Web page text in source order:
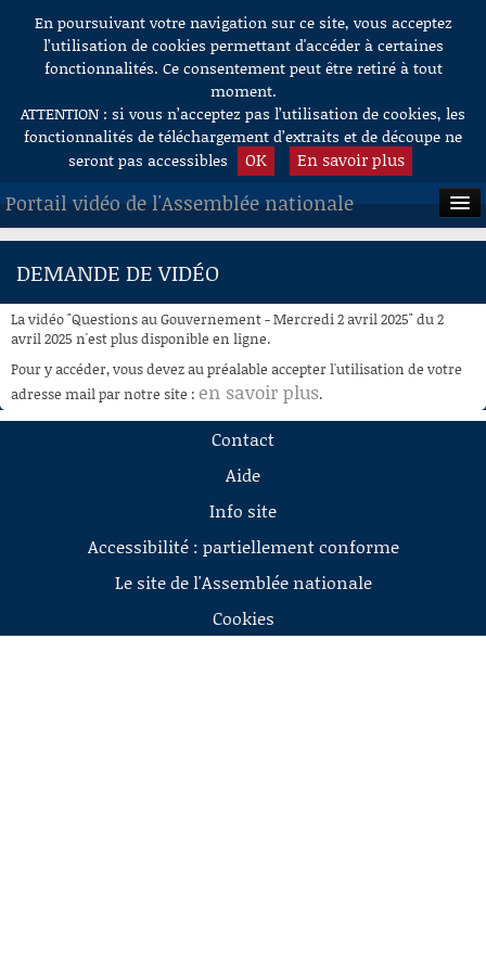
Aller au contenu
En poursuivant votre navigation sur ce site, vous acceptez
l’utilisation de cookies permettant d'accéder à certaines
fonctionnalités. Ce consentement peut être retiré à tout
moment.
ATTENTION : si vous n’acceptez pas l’utilisation de cookies, les
fonctionnalités de téléchargement d’extraits et de découpe ne
seront pas accessibles
OK En savoir plus
Portail vidéo de l'Assemblée nationale
ACCUEIL
À LA DEMANDE
RECHERCHE
AIDE À LA DÉCOUPE
DEMANDE DE VIDÉO
La vidéo "Questions au Gouvernement - Mercredi 2 avril 2025" du 2
avril 2025 n'est plus disponible en ligne.
Pour y accéder, vous devez au préalable accepter l'utilisation de votre
adresse mail par notre site : en savoir plus.
Contact
Aide
Info site
Accessibilité : partiellement conforme
Le site de l'Assemblée nationale
Cookies